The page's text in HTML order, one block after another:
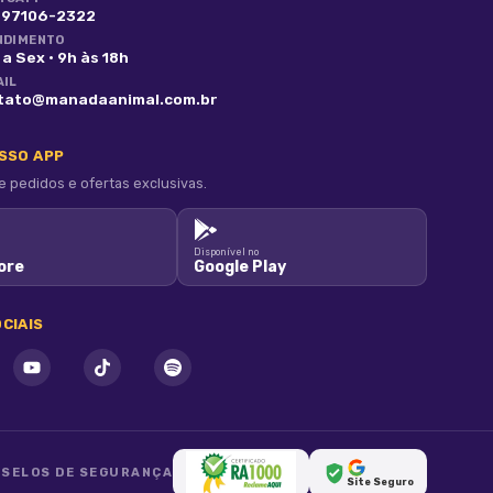
ao
97106-2322
Sex · 9h às 18h
APP
pedidos e ofertas exclusivas.
Disponível no
Google Play
SELOS DE SEGURANÇA
Site Seguro